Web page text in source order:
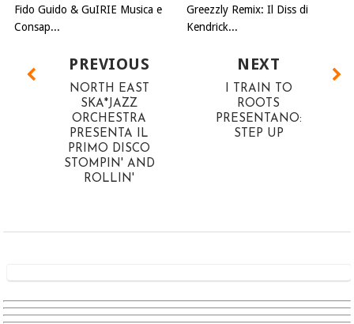
Fido Guido & GuIRIE Musica e
Consap...
Greezzly Remix: Il Diss di
Kendrick...
NEXT
I TRAIN TO
ROOTS
PRESENTANO:
STEP UP
PREVIOUS
NORTH EAST
SKA*JAZZ
ORCHESTRA
PRESENTA IL
PRIMO DISCO
STOMPIN' AND
ROLLIN'